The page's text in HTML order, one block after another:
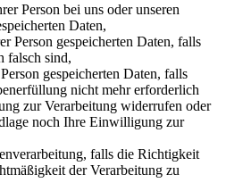
Person bei uns oder unseren
Daten,
Person gespeicherten Daten, falls
falsch sind,
gespeicherten Daten, falls
nicht mehr erforderlich
zur Verarbeitung widerrufen oder
noch Ihre Einwilligung zur
falls die Richtigkeit
der Verarbeitung zu